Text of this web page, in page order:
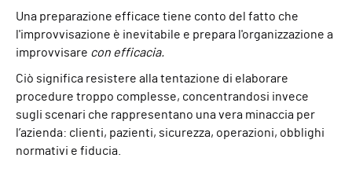
Una preparazione efficace tiene conto del fatto che
l'improvvisazione è inevitabile e prepara l'organizzazione a
improvvisare con efficacia.
Ciò significa resistere alla tentazione di elaborare
procedure troppo complesse, concentrandosi invece
sugli scenari che rappresentano una vera minaccia per
l’azienda: clienti, pazienti, sicurezza, operazioni, obblighi
normativi e fiducia.